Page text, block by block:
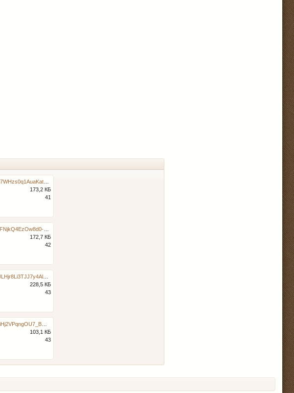
173,2 КБ
41
172,7 КБ
42
228,5 КБ
43
103,1 КБ
43